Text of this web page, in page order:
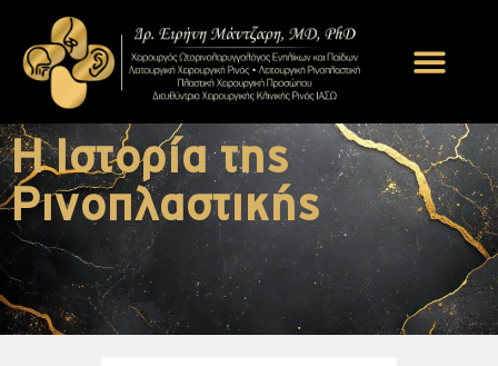
Η Ιστορία της
Ρινοπλαστικής